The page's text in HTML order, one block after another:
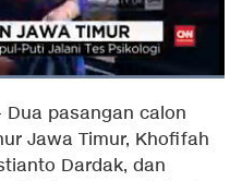
Dua pasangan calon
Jawa Timur, Khofifah
Dardak, dan